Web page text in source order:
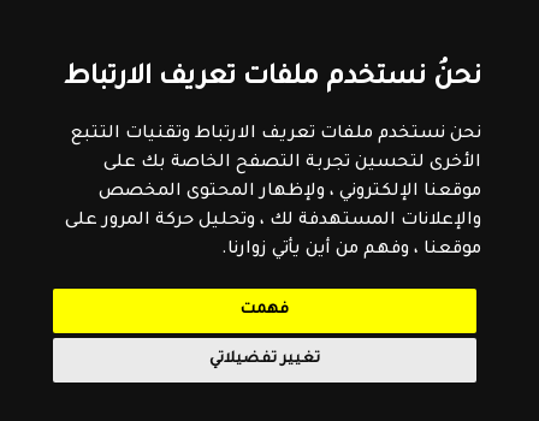
نحنُ نستخدم ملفات تعريف الارتباط
نحن نستخدم ملفات تعريف الارتباط وتقنيات التتبع
الأخرى لتحسين تجربة التصفح الخاصة بك على
موقعنا الإلكتروني ، ولإظهار المحتوى المخصص
والإعلانات المستهدفة لك ، وتحليل حركة المرور على
موقعنا ، وفهم من أين يأتي زوارنا.
فهمت
تغيير تفضيلاتي